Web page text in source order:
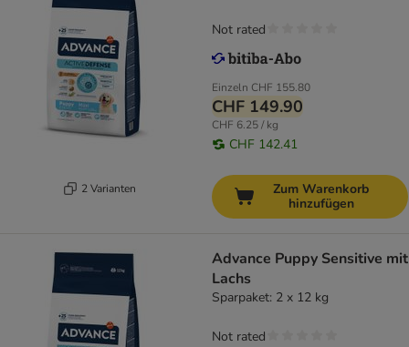
2 Varianten
Einzeln CHF 155.80
CHF 149.90
CHF 6.25 / kg
CHF 142.41
Not rated
Zum Warenkorb
hinzufügen
Advance Puppy Sensitive mit
Lachs
Sparpaket: 2 x 12 kg
Not rated